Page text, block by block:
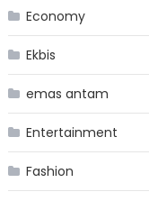
Economy
Ekbis
emas antam
Entertainment
Fashion